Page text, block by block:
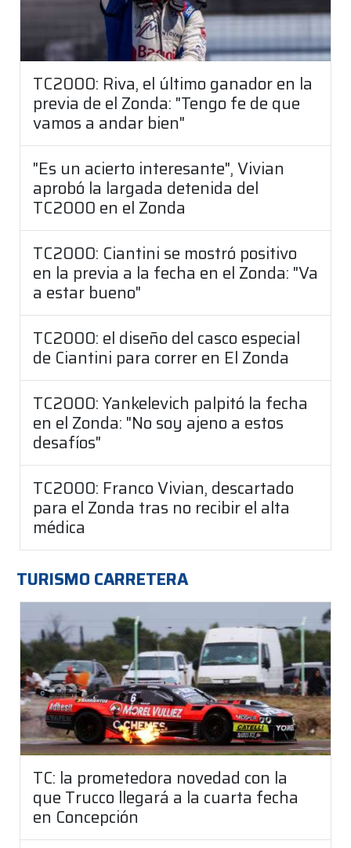
TC2000: Riva, el último ganador en la
previa de el Zonda: "Tengo fe de que
vamos a andar bien"
"Es un acierto interesante", Vivian
aprobó la largada detenida del
TC2000 en el Zonda
TC2000: Ciantini se mostró positivo
en la previa a la fecha en el Zonda: "Va
a estar bueno"
TC2000: el diseño del casco especial
de Ciantini para correr en El Zonda
TC2000: Yankelevich palpitó la fecha
en el Zonda: "No soy ajeno a estos
desafíos"
TC2000: Franco Vivian, descartado
para el Zonda tras no recibir el alta
médica
TURISMO CARRETERA
TC: la prometedora novedad con la
que Trucco llegará a la cuarta fecha
en Concepción